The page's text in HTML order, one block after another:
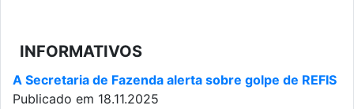
INFORMATIVOS
A Secretaria de Fazenda alerta sobre golpe de REFIS
Publicado em 18.11.2025